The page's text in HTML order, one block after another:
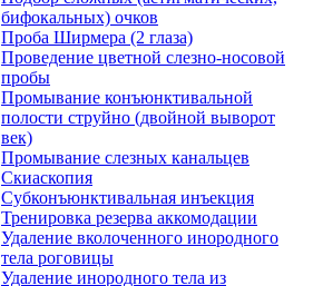
бифокальных) очков
Проба Ширмера (2 глаза)
Проведение цветной слезно-носовой
пробы
Промывание конъюнктивальной
полости струйно (двойной выворот
век)
Промывание слезных канальцев
Скиаскопия
Субконъюнктивальная инъекция
Тренировка резерва аккомодации
Удаление вколоченного инородного
тела роговицы
Удаление инородного тела из